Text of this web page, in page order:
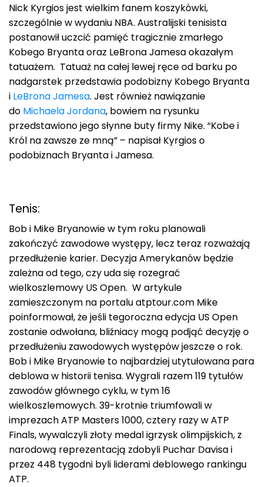
Nick Kyrgios jest wielkim fanem koszykówki,
szczególnie w wydaniu NBA. Australijski tenisista
postanowił uczcić pamięć tragicznie zmarłego
Kobego Bryanta oraz LeBrona Jamesa okazałym
tatuażem. Tatuaż na całej lewej ręce od barku po
nadgarstek przedstawia podobizny Kobego Bryanta
i LeBrona Jamesa. Jest również nawiązanie
do Michaela Jordana, bowiem na rysunku
przedstawiono jego słynne buty firmy Nike. “Kobe i
Król na zawsze ze mną” – napisał Kyrgios o
podobiznach Bryanta i Jamesa.
Tenis:
Bob i Mike Bryanowie w tym roku planowali
zakończyć zawodowe występy, lecz teraz rozważają
przedłużenie karier. Decyzja Amerykanów będzie
zależna od tego, czy uda się rozegrać
wielkoszlemowy US Open. W artykule
zamieszczonym na portalu atptour.com Mike
poinformował, że jeśli tegoroczna edycja US Open
zostanie odwołana, bliźniacy mogą podjąć decyzję o
przedłużeniu zawodowych występów jeszcze o rok.
Bob i Mike Bryanowie to najbardziej utytułowana para
deblowa w historii tenisa. Wygrali razem 119 tytułów
zawodów głównego cyklu, w tym 16
wielkoszlemowych. 39-krotnie triumfowali w
imprezach ATP Masters 1000, cztery razy w ATP
Finals, wywalczyli złoty medal igrzysk olimpijskich, z
narodową reprezentacją zdobyli Puchar Davisa i
przez 448 tygodni byli liderami deblowego rankingu
ATP.